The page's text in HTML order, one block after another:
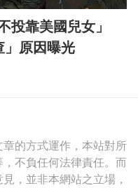
投靠美國兒女」
」原因曝光
的方式運作，本站對所
不負任何法律責任。而
，並非本網站之立場，